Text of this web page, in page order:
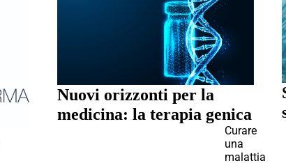
Nuovi orizzonti per la
medicina: la terapia genica
Curare
una
malattia